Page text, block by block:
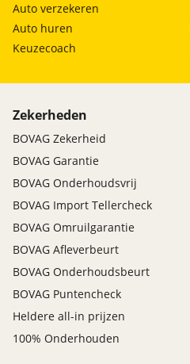
Auto verzekeren
Auto huren
Keuzecoach
Zekerheden
BOVAG Zekerheid
BOVAG Garantie
BOVAG Onderhoudsvrij
BOVAG Import Tellercheck
BOVAG Omruilgarantie
BOVAG Afleverbeurt
BOVAG Onderhoudsbeurt
BOVAG Puntencheck
Heldere all-in prijzen
100% Onderhouden